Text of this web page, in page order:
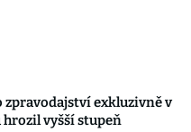
zpravodajství exkluzivně v
hrozil vyšší stupeň